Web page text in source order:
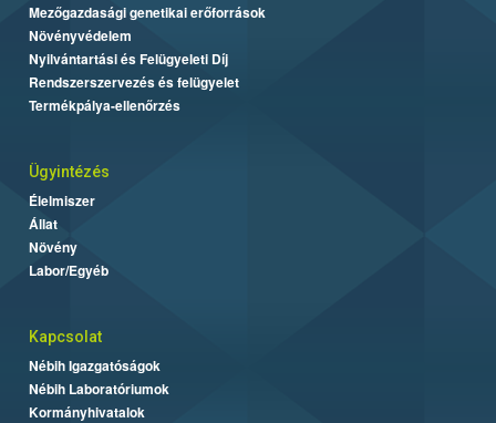
Mezőgazdasági genetikai erőforrások
Növényvédelem
Nyilvántartási és Felügyeleti Díj
Rendszerszervezés és felügyelet
Termékpálya-ellenőrzés
Ügyintézés
Élelmiszer
Állat
Növény
Labor/Egyéb
Kapcsolat
Nébih Igazgatóságok
Nébih Laboratóriumok
Kormányhivatalok